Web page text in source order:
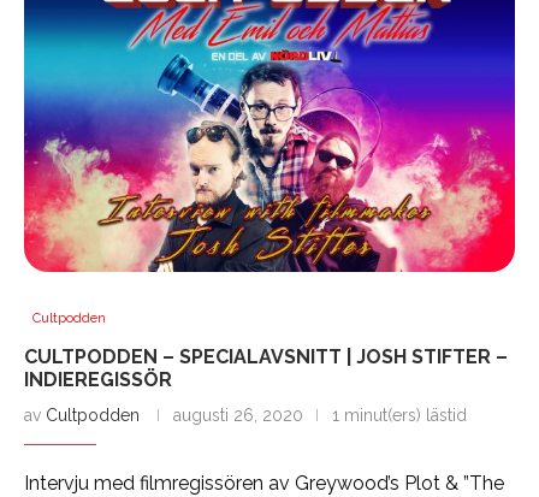
Cultpodden
CULTPODDEN – SPECIALAVSNITT | JOSH STIFTER –
INDIEREGISSÖR
av Cultpodden augusti 26, 2020 1 minut(ers) lästid
Intervju med filmregissören av Greywood’s Plot & ”The